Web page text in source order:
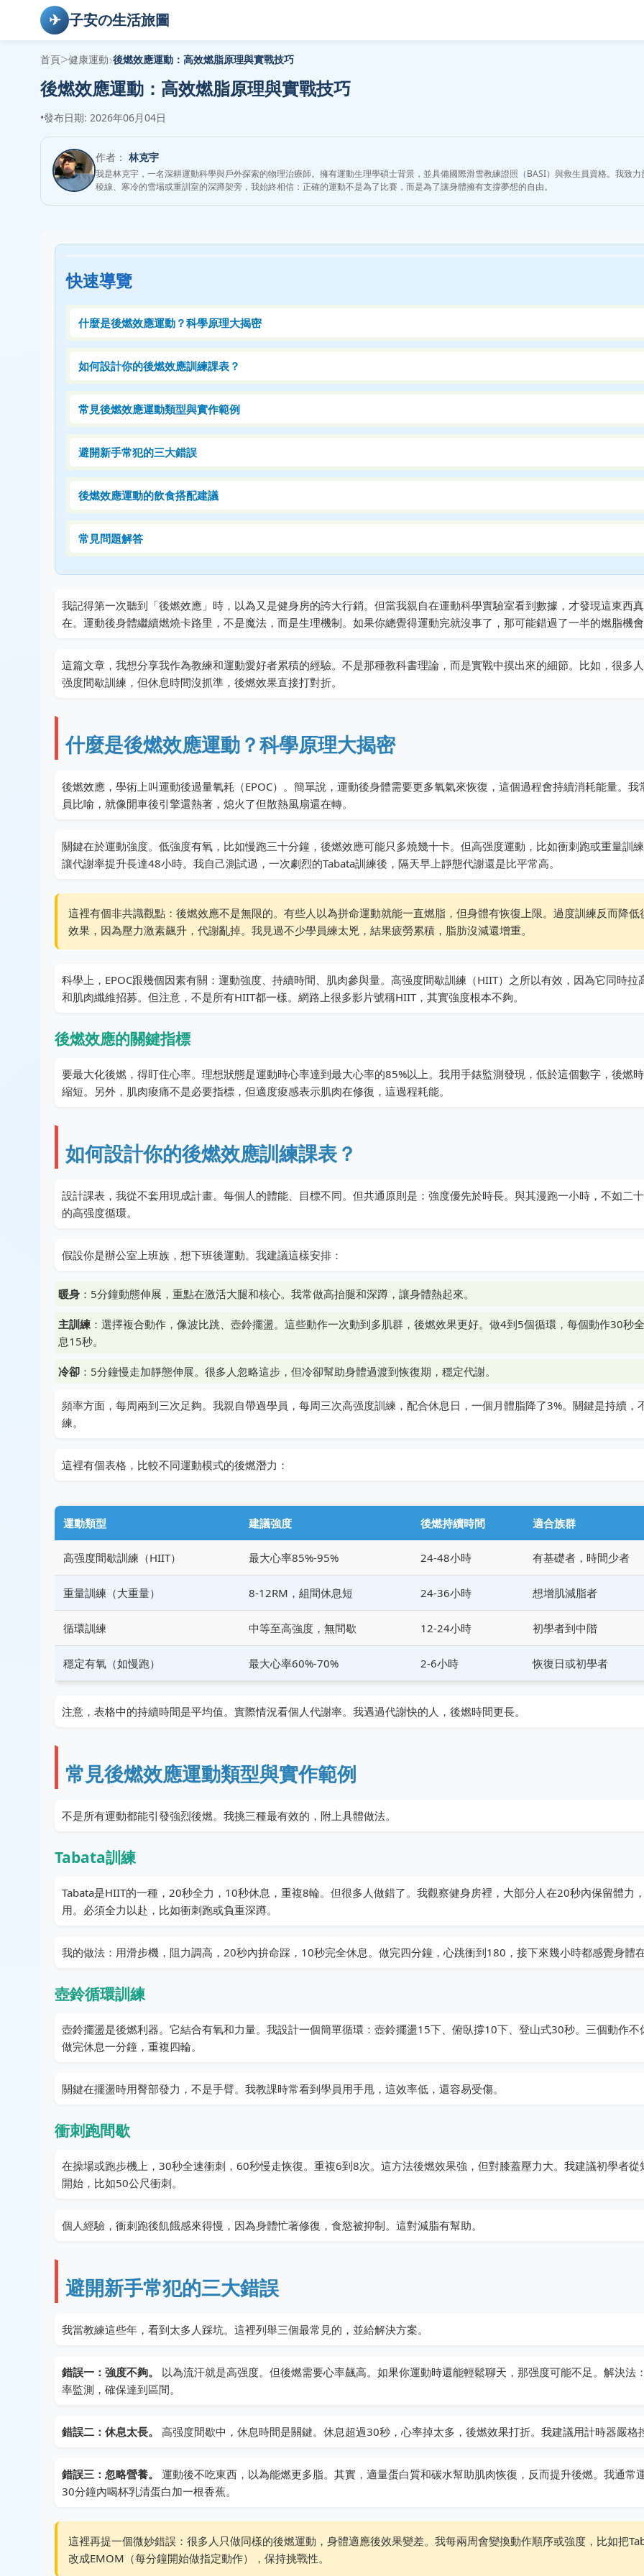
✈ 子安の生活旅圖
首頁>健康運動›後燃效應運動：高效燃脂原理與實戰技巧
後燃效應運動：高效燃脂原理與實戰技巧
•發布日期: 2026年06月04日
作者： 林克宇
我是林克宇，一名深耕運動科學與戶外探索的物理治療師。擁有運動生理學碩士背景，並具備國際滑雪教練證照（BASI）與救生員資格。我致
稜線、寒冷的雪場或重訓室的深蹲架旁，我始終相信：正確的運動不是為了比賽，而是為了讓身體擁有支撐夢想的自由。
快速導覽
什麼是後燃效應運動？科學原理大揭密
如何設計你的後燃效應訓練課表？
常見後燃效應運動類型與實作範例
避開新手常犯的三大錯誤
後燃效應運動的飲食搭配建議
常見問題解答
我記得第一次聽到「後燃效應」時，以為又是健身房的誇大行銷。但當我親自在運動科學實驗室看到數據，才發現這東西
在。運動後身體繼續燃燒卡路里，不是魔法，而是生理機制。如果你總覺得運動完就沒事了，那可能錯過了一半的燃脂機
這篇文章，我想分享我作為教練和運動愛好者累積的經驗。不是那種教科書理論，而是實戰中摸出來的細節。比如，很多
强度間歇訓練，但休息時間沒抓準，後燃效果直接打對折。
什麼是後燃效應運動？科學原理大揭密
後燃效應，學術上叫運動後過量氧耗（EPOC）。簡單說，運動後身體需要更多氧氣來恢復，這個過程會持續消耗能量。我
員比喻，就像開車後引擎還熱著，熄火了但散熱風扇還在轉。
關鍵在於運動強度。低強度有氧，比如慢跑三十分鐘，後燃效應可能只多燒幾十卡。但高强度運動，比如衝刺跑或重量訓
讓代謝率提升長達48小時。我自己測試過，一次劇烈的Tabata訓練後，隔天早上靜態代謝還是比平常高。
這裡有個非共識觀點：後燃效應不是無限的。有些人以為拼命運動就能一直燃脂，但身體有恢復上限。過度訓練反而降低
效果，因為壓力激素飆升，代謝亂掉。我見過不少學員練太兇，結果疲勞累積，脂肪沒減還增重。
科學上，EPOC跟幾個因素有關：運動強度、持續時間、肌肉參與量。高强度間歇訓練（HIIT）之所以有效，因為它同時拉
和肌肉纖維招募。但注意，不是所有HIIT都一樣。網路上很多影片號稱HIIT，其實強度根本不夠。
後燃效應的關鍵指標
要最大化後燃，得盯住心率。理想狀態是運動時心率達到最大心率的85%以上。我用手錶監測發現，低於這個數字，後燃
縮短。另外，肌肉痠痛不是必要指標，但適度痠感表示肌肉在修復，這過程耗能。
如何設計你的後燃效應訓練課表？
設計課表，我從不套用現成計畫。每個人的體能、目標不同。但共通原則是：強度優先於時長。與其漫跑一小時，不如二
的高强度循環。
假設你是辦公室上班族，想下班後運動。我建議這樣安排：
暖身 ：5分鐘動態伸展，重點在激活大腿和核心。我常做高抬腿和深蹲，讓身體熱起來。
主訓練：選擇複合動作，像波比跳、壺鈴擺盪。這些動作一次動到多肌群，後燃效果更好。做4到5個循環，每個動作30秒
息15秒。
冷卻 ：5分鐘慢走加靜態伸展。很多人忽略這步，但冷卻幫助身體過渡到恢復期，穩定代謝。
頻率方面，每周兩到三次足夠。我親自帶過學員，每周三次高强度訓練，配合休息日，一個月體脂降了3%。關鍵是持續，
練。
這裡有個表格，比較不同運動模式的後燃潛力：
運動類型 建議強度 後燃持續時間 適合族群
高强度間歇訓練（HIIT） 最大心率85%-95% 24-48小時 有基礎者，時間少者
重量訓練（大重量） 8-12RM，組間休息短 24-36小時 想增肌減脂者
循環訓練 中等至高強度，無間歇 12-24小時 初學者到中階
穩定有氧（如慢跑） 最大心率60%-70% 2-6小時 恢復日或初學者
注意，表格中的持續時間是平均值。實際情況看個人代謝率。我遇過代謝快的人，後燃時間更長。
常見後燃效應運動類型與實作範例
不是所有運動都能引發強烈後燃。我挑三種最有效的，附上具體做法。
Tabata訓練
Tabata是HIIT的一種，20秒全力，10秒休息，重複8輪。但很多人做錯了。我觀察健身房裡，大部分人在20秒內保留體力
用。必須全力以赴，比如衝刺跑或負重深蹲。
我的做法：用滑步機，阻力調高，20秒內拚命踩，10秒完全休息。做完四分鐘，心跳衝到180，接下來幾小時都感覺身體
壺鈴循環訓練
壺鈴擺盪是後燃利器。它結合有氧和力量。我設計一個簡單循環：壺鈴擺盪15下、俯臥撐10下、登山式30秒。三個動作不
做完休息一分鐘，重複四輪。
關鍵在擺盪時用臀部發力，不是手臂。我教課時常看到學員用手甩，這效率低，還容易受傷。
衝刺跑間歇
在操場或跑步機上，30秒全速衝刺，60秒慢走恢復。重複6到8次。這方法後燃效果強，但對膝蓋壓力大。我建議初學者從
開始，比如50公尺衝刺。
個人經驗，衝刺跑後飢餓感來得慢，因為身體忙著修復，食慾被抑制。這對減脂有幫助。
避開新手常犯的三大錯誤
我當教練這些年，看到太多人踩坑。這裡列舉三個最常見的，並給解決方案。
錯誤一：強度不夠。
以為流汗就是高强度。但後燃需要心率飆高。如果你運動時還能輕鬆聊天，那强度可能不足。解決法
率監測，確保達到區間。
錯誤二：休息太長。 高强度間歇中，休息時間是關鍵。休息超過30秒，心率掉太多，後燃效果打折。我建議用計時器嚴格
錯誤三：忽略營養。
運動後不吃東西，以為能燃更多脂。其實，適量蛋白質和碳水幫助肌肉恢復，反而提升後燃。我通常
30分鐘內喝杯乳清蛋白加一根香蕉。
這裡再提一個微妙錯誤：很多人只做同樣的後燃運動，身體適應後效果變差。我每兩周會變換動作順序或強度，比如把
改成EMOM（每分鐘開始做指定動作），保持挑戰性。